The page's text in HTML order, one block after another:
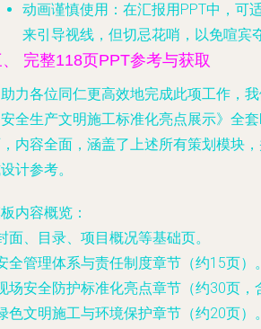
动画谨慎使用 ：在汇报用PPT中，可
来引导视线，但切忌花哨，以免喧宾
完整118页PPT参考与获取
力各位同仁更高效地完成此项工作，
全生产文明施工标准化亮点展示》全
内容全面，涵盖了上述所有策划模块
计参考。
内容概览 ：
面、目录、项目概况等基础页。
全管理体系与责任制度章节（约15页）。
场安全防护标准化亮点章节（约30页
色文明施工与环境保护章节（约20页）。